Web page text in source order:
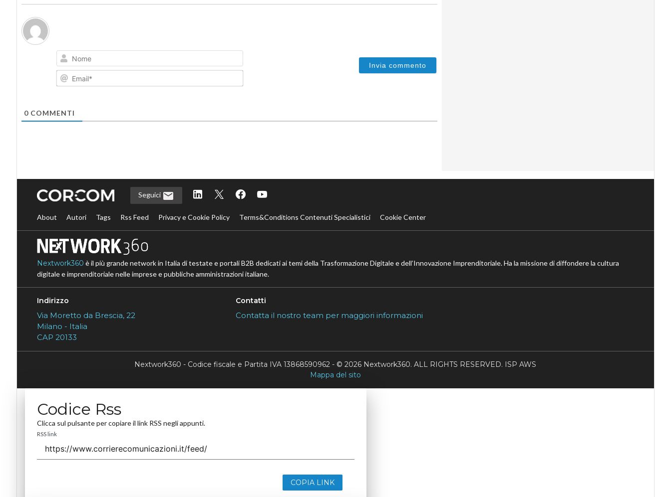
Nome
Email*
0COMMENTI
Seguici
About Autori Tags Rss Feed Privacy e Cookie Policy Terms&Conditions Contenuti Specialistici Cookie Center
Nextwork360 è il più grande network in Italia di testate e portali B2B dedicati ai temi della Trasformazione Digitale e dell’Innovazione Imprenditoriale. Ha la missione di diffondere la cultura
digitale e imprenditoriale nelle imprese e pubbliche amministrazioni italiane.
Indirizzo
Via Moretto da Brescia, 22
Milano - Italia
CAP 20133
Contatti
Contatta il nostro team per maggiori informazioni
Nextwork360 - Codice fiscale e Partita IVA 13868590962 - © 2026 Nextwork360. ALL RIGHTS RESERVED. ISP AWS
Mappa del sito
Codice Rss
Clicca sul pulsante per copiare il link RSS negli appunti.
RSS link
COPIA LINK